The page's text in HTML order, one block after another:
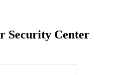
Security Center